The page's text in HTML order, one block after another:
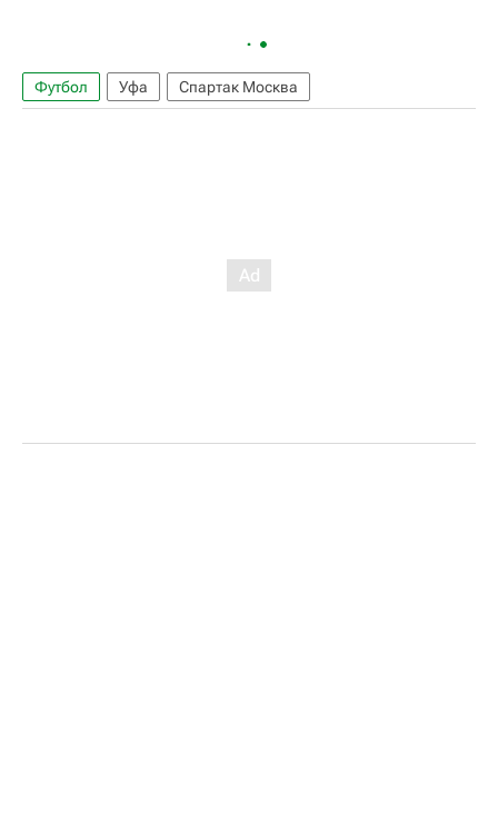
Футбол Уфа Спартак Москва